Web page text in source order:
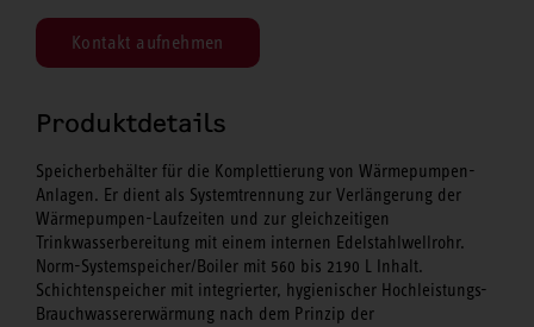
Kontakt aufnehmen
Produktdetails
Speicherbehälter für die Komplettierung von Wärmepumpen-
Anlagen. Er dient als Systemtrennung zur Verlängerung der
Wärmepumpen-Laufzeiten und zur gleichzeitigen
Trinkwasserbereitung mit einem internen Edelstahlwellrohr.
Norm-Systemspeicher/Boiler mit 560 bis 2190 L Inhalt.
Schichtenspeicher mit integrierter, hygienischer Hochleistungs-
Brauchwassererwärmung nach dem Prinzip der